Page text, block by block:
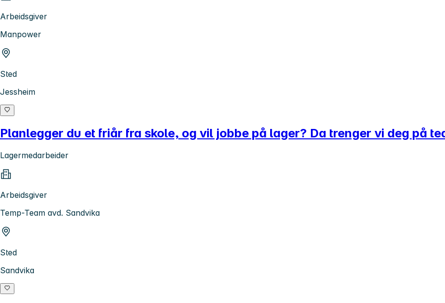
Arbeidsgiver
Manpower
Sted
Jessheim
Planlegger du et friår fra skole, og vil jobbe på lager? Da trenger vi deg på
Lagermedarbeider
Arbeidsgiver
Temp-Team avd. Sandvika
Sted
Sandvika